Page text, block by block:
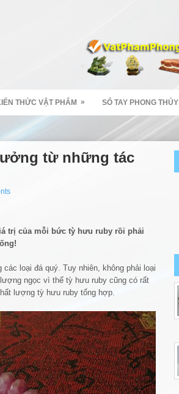
THỨC VẬT PHẨM » SỔ TAY PHONG THỦY
từ những tác
trị của mỗi bức tỳ hưu ruby rồi phải
loại đá quý. Tuy nhiên, không phải loại
ngọc vì thế tỳ hưu ruby cũng có rất
lượng tỳ hưu ruby tổng hợp.